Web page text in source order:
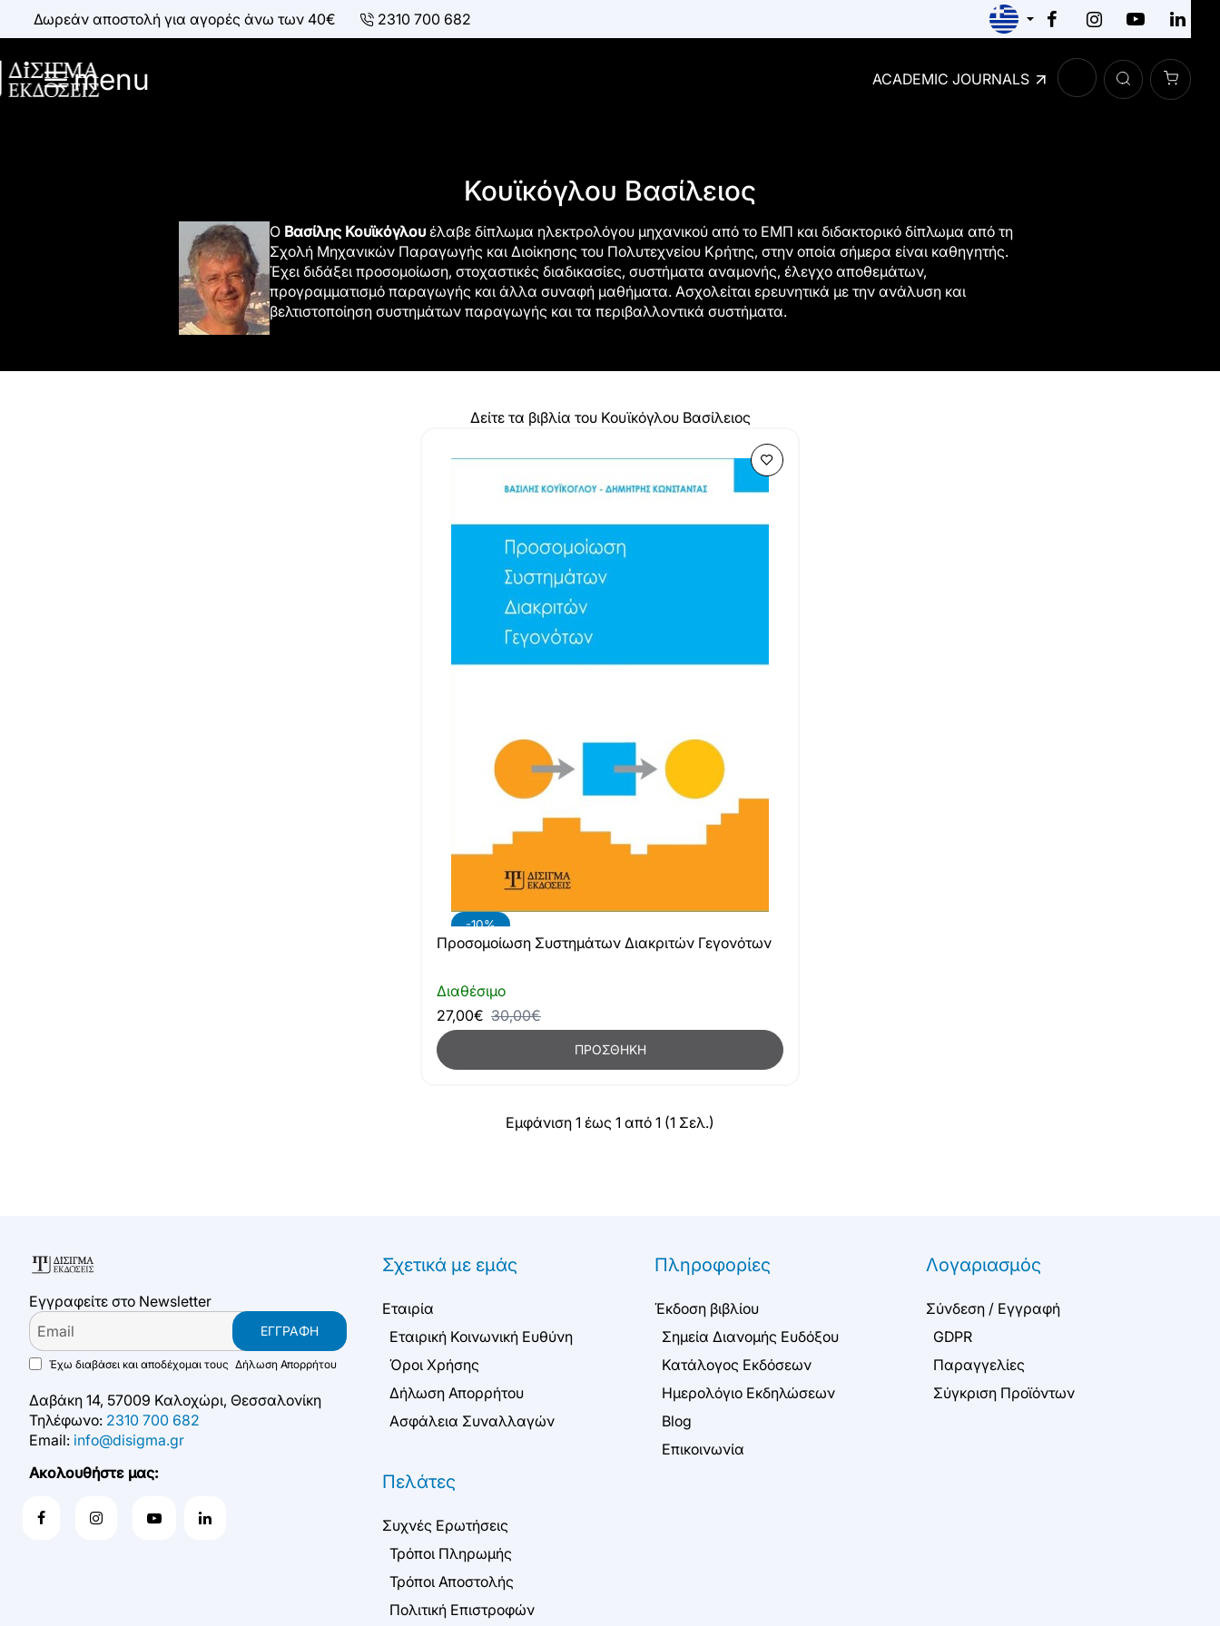
Δωρεάν αποστολή για αγορές άνω των 40€ 2310 700 682
menu ACADEMIC JOURNALS
Κουϊκόγλου Βασίλειος
Ο Βασίλης Κουϊκόγλου έλαβε δίπλωμα ηλεκτρολόγου μηχανικού από το ΕΜΠ και διδακτορικό δίπλωμα από τη
Σχολή Μηχανικών Παραγωγής και Διοίκησης του Πολυτεχνείου Κρήτης, στην οποία σήμερα είναι καθηγητής.
Έχει διδάξει προσομοίωση, στοχαστικές διαδικασίες, συστήματα αναμονής, έλεγχο αποθεμάτων,
προγραμματισμό παραγωγής και άλλα συναφή μαθήματα. Ασχολείται ερευνητικά με την ανάλυση και
βελτιστοποίηση συστημάτων παραγωγής και τα περιβαλλοντικά συστήματα.
Δείτε τα βιβλία του Κουϊκόγλου Βασίλειος
-10%
Διαθέσιμο
Προσομοίωση Συστημάτων Διακριτών Γεγονότων
27,00€ 30,00€
ΠΡΟΣΘΉΚΗ
Εμφάνιση 1 έως 1 από 1 (1 Σελ.)
Εγγραφείτε στο Newsletter
Email
ΕΓΓΡΑΦΉ
Έχω διαβάσει και αποδέχομαι τους Δήλωση Απορρήτου
Δαβάκη 14, 57009 Καλοχώρι, Θεσσαλονίκη
Τηλέφωνο: 2310 700 682
Email: info@disigma.gr
Ακολουθήστε μας:
Σχετικά με εμάς
Εταιρία
Εταιρική Κοινωνική Ευθύνη
Όροι Χρήσης
Δήλωση Απορρήτου
Ασφάλεια Συναλλαγών
Πληροφορίες
Έκδοση βιβλίου
Σημεία Διανομής Ευδόξου
Κατάλογος Εκδόσεων
Ημερολόγιο Εκδηλώσεων
Blog
Επικοινωνία
Λογαριασμός
Σύνδεση / Εγγραφή
GDPR
Παραγγελίες
Σύγκριση Προϊόντων
Πελάτες
Συχνές Ερωτήσεις
Τρόποι Πληρωμής
Τρόποι Αποστολής
Πολιτική Επιστροφών